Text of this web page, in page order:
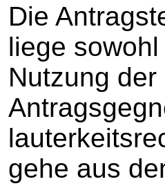
Die
liege
Nutzung
gehe aus